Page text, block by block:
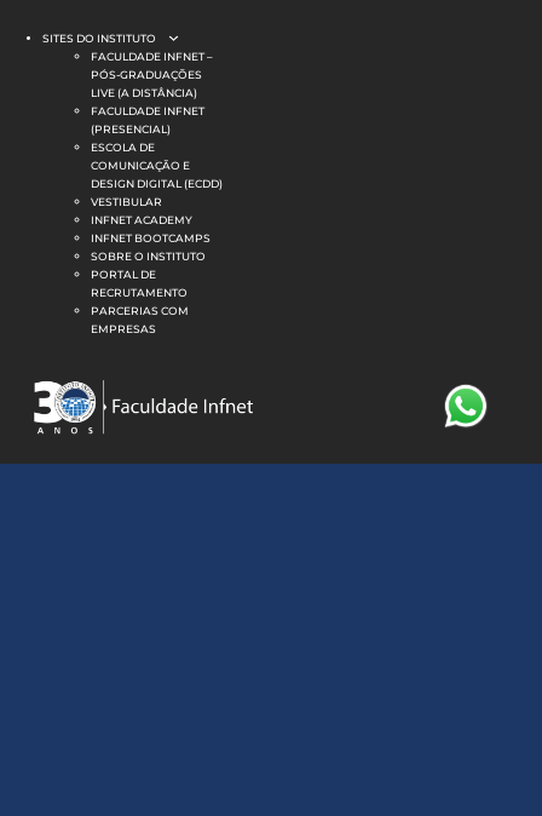
SITES DO INSTITUTO
FACULDADE INFNET –
PÓS-GRADUAÇÕES
LIVE (A DISTÂNCIA)
FACULDADE INFNET
(PRESENCIAL)
ESCOLA DE
COMUNICAÇÃO E
DESIGN DIGITAL (ECDD)
VESTIBULAR
INFNET ACADEMY
INFNET BOOTCAMPS
SOBRE O INSTITUTO
PORTAL DE
RECRUTAMENTO
PARCERIAS COM
EMPRESAS
MATRIZ ATUALIZADA PARA 2026
Faculdade EAD Live em
Análise e
Desenvolvimento
de Sistemas:
Agentes de IA